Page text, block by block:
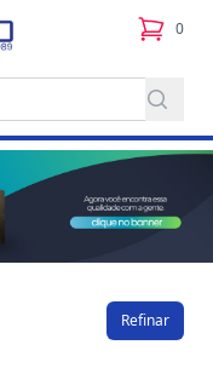
0
itens
Refinar